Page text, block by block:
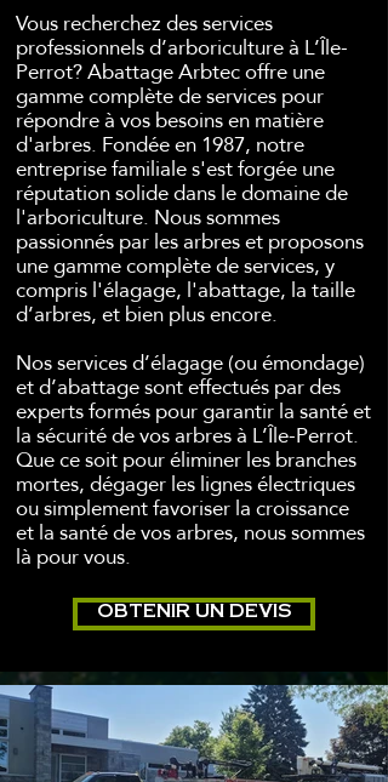
Vous recherchez des services
professionnels d’arboriculture à L’Île-
Perrot? Abattage Arbtec offre une
gamme complète de services pour
répondre à vos besoins en matière
d'arbres. Fondée en 1987, notre
entreprise familiale s'est forgée une
réputation solide dans le domaine de
l'arboriculture. Nous sommes
passionnés par les arbres et proposons
une gamme complète de services, y
compris l'élagage, l'abattage, la taille
d’arbres, et bien plus encore.
Nos services d’élagage (ou émondage)
et d’abattage sont effectués par des
experts formés pour garantir la santé et
la sécurité de vos arbres à L’Île-Perrot.
Que ce soit pour éliminer les branches
mortes, dégager les lignes électriques
ou simplement favoriser la croissance
et la santé de vos arbres, nous sommes
là pour vous.
OBTENIR UN DEVIS